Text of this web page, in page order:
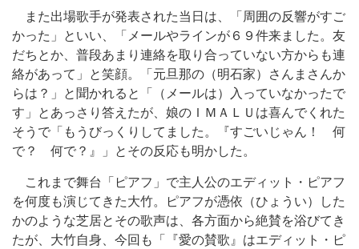
また出場歌手が発表された当日は、「周囲の反響がすご
かった」といい、「メールやラインが６９件来ました。友
だちとか、普段あまり連絡を取り合っていない方からも連
絡があって」と笑顔。「元旦那の（明石家）さんまさんか
らは？」と聞かれると「（メールは）入っていなかったで
す」とあっさり答えたが、娘のＩＭＡＬＵは喜んでくれた
そうで「もうびっくりしてました。『すごいじゃん！ 何
で？ 何で？』」とその反応も明かした。
これまで舞台「ピアフ」で主人公のエディット・ピアフ
を何度も演じてきた大竹。ピアフが憑依（ひょうい）した
かのような芝居とその歌声は、各方面から絶賛を浴びてき
たが、大竹自身、今回も「『愛の賛歌』はエディット・ピ